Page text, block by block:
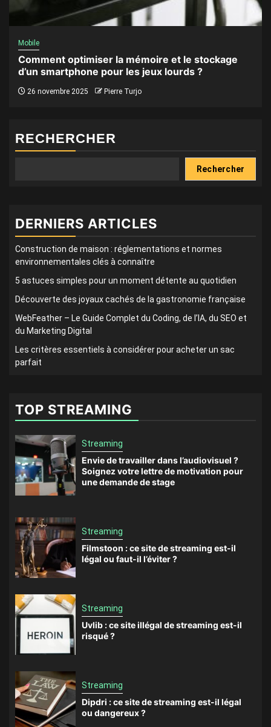
Mobile
Comment optimiser la mémoire et le stockage
d’un smartphone pour les jeux lourds ?
26 novembre 2025 Pierre Turjo
RECHERCHER
Rechercher
DERNIERS ARTICLES
Construction de maison : réglementations et normes
environnementales clés à connaître
5 astuces simples pour un moment détente au quotidien
Découverte des joyaux cachés de la gastronomie française
WebFeather – Le Guide Complet du Coding, de l’IA, du SEO et
du Marketing Digital
Les critères essentiels à considérer pour acheter un sac
parfait
TOP STREAMING
Streaming
Envie de travailler dans l’audiovisuel ?
Soignez votre lettre de motivation pour
une demande de stage
Streaming
Filmstoon : ce site de streaming est-il
légal ou faut-il l’éviter ?
Streaming
Uvlib : ce site illégal de streaming est-il
risqué ?
Streaming
Dipdri : ce site de streaming est-il légal
ou dangereux ?